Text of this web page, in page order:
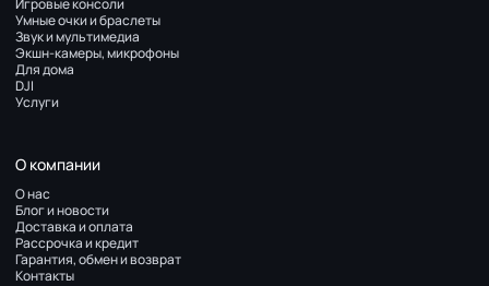
Игровые консоли
Умные очки и браслеты
Звук и мультимедиа
Экшн-камеры, микрофоны
Для дома
DJI
Услуги
О компании
О нас
Блог и новости
Доставка и оплата
Рассрочка и кредит
Гарантия, обмен и возврат
Контакты